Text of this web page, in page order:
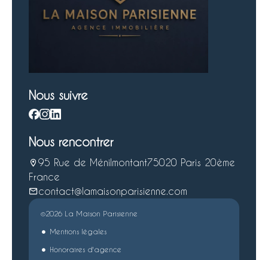
Nous suivre
Nous rencontrer
95 Rue de Ménilmontant75020 Paris 20ème
France
contact@lamaisonparisienne.com
©2026 La Maison Parisienne
Mentions légales
Honoraires d'agence